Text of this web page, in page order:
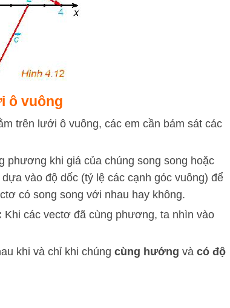
ô vuông
trên lưới ô vuông, các em cần bám sát các
phương khi giá của chúng song song hoặc
vào độ dốc (tỷ lệ các cạnh góc vuông) để
có song song với nhau hay không.
Khi các vectơ đã cùng phương, ta nhìn vào
khi và chỉ khi chúng cùng hướng và có độ